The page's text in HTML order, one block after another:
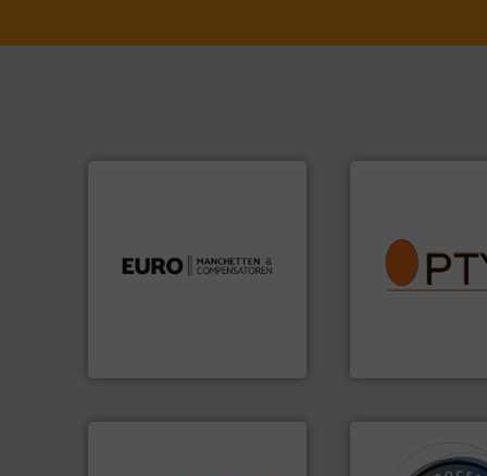
dan dertig jaar actief op het
gebied van flexibele
QAL1 metingen:
aanspreekpunt
vragen omtrent